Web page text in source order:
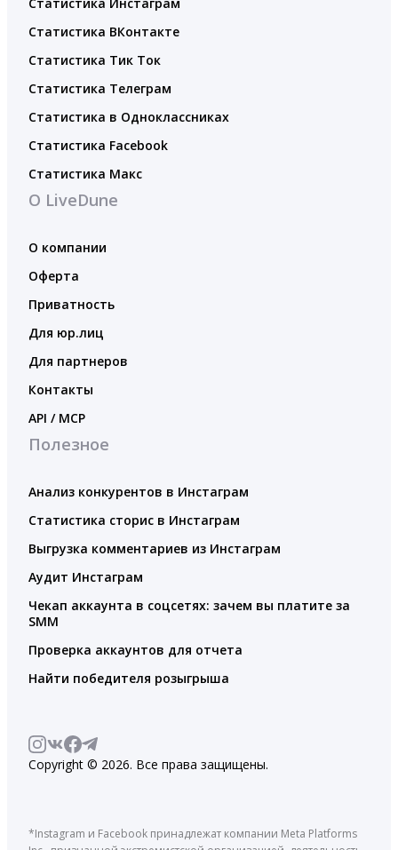
Статистика ВКонтакте
Статистика Тик Ток
Статистика Телеграм
Статистика в Одноклассниках
Статистика Facebook
Статистика Макс
О LiveDune
О компании
Оферта
Приватность
Для юр.лиц
Для партнеров
Контакты
API / MCP
Полезное
Анализ конкурентов в Инстаграм
Статистика сторис в Инстаграм
Выгрузка комментариев из Инстаграм
Аудит Инстаграм
Чекап аккаунта в соцсетях: зачем вы платите за
SMM
Проверка аккаунтов для отчета
Найти победителя розыгрыша
Copyright © 2026. Все права защищены.
*Instagram и Facebook принадлежат компании Meta Platforms